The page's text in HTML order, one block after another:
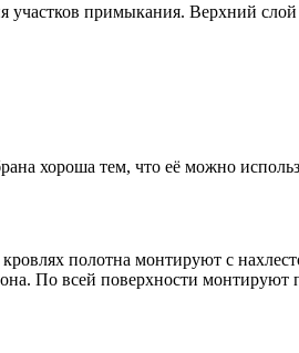
примыкания. Верхний слой
хороша тем, что её можно
полотна монтируют с
По всей поверхности